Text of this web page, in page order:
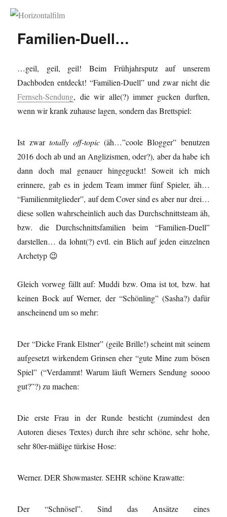
Horizontalfilm
Familien-Duell…
…geil, geil, geil! Beim Frühjahrsputz auf unserem
Dachboden entdeckt! “Familien-Duell” und zwar nicht die
Fernseh-Sendung, die wir alle(?) immer gucken durften,
wenn wir krank zuhause lagen, sondern das Brettspiel:
Ist zwar totally off-topic (äh…”coole Blogger” benutzen
2016 doch ab und an Anglizismen, oder?), aber da habe ich
dann doch mal genauer hingeguckt! Soweit ich mich
erinnere, gab es in jedem Team immer fünf Spieler, äh…
“Familienmitglieder”, auf dem Cover sind es aber nur drei…
diese sollen wahrscheinlich auch das Durchschnittsteam äh,
bzw. die Durchschnittsfamilien beim “Familien-Duell”
darstellen… da lohnt(?) evtl. ein Blich auf jeden einzelnen
Archetyp 😉
Gleich vorweg fällt auf: Muddi bzw. Oma ist tot, bzw. hat
keinen Bock auf Werner, der “Schönling” (Sasha?) dafür
anscheinend um so mehr:
Der “Dicke Frank Elstner” (geile Brille!) scheint mit seinem
aufgesetzt wirkendem Grinsen eher “gute Mine zum bösen
Spiel” (“Verdammt! Warum läuft Werners Sendung soooo
gut?”?) zu machen:
Die erste Frau in der Runde besticht (zumindest den
Autoren dieses Textes) durch ihre sehr schöne, sehr hohe,
sehr 80er-mäßige türkise Hose:
Werner. DER Showmaster. SEHR schöne Krawatte:
Der “Schnösel”. Sind das Ansätze eines